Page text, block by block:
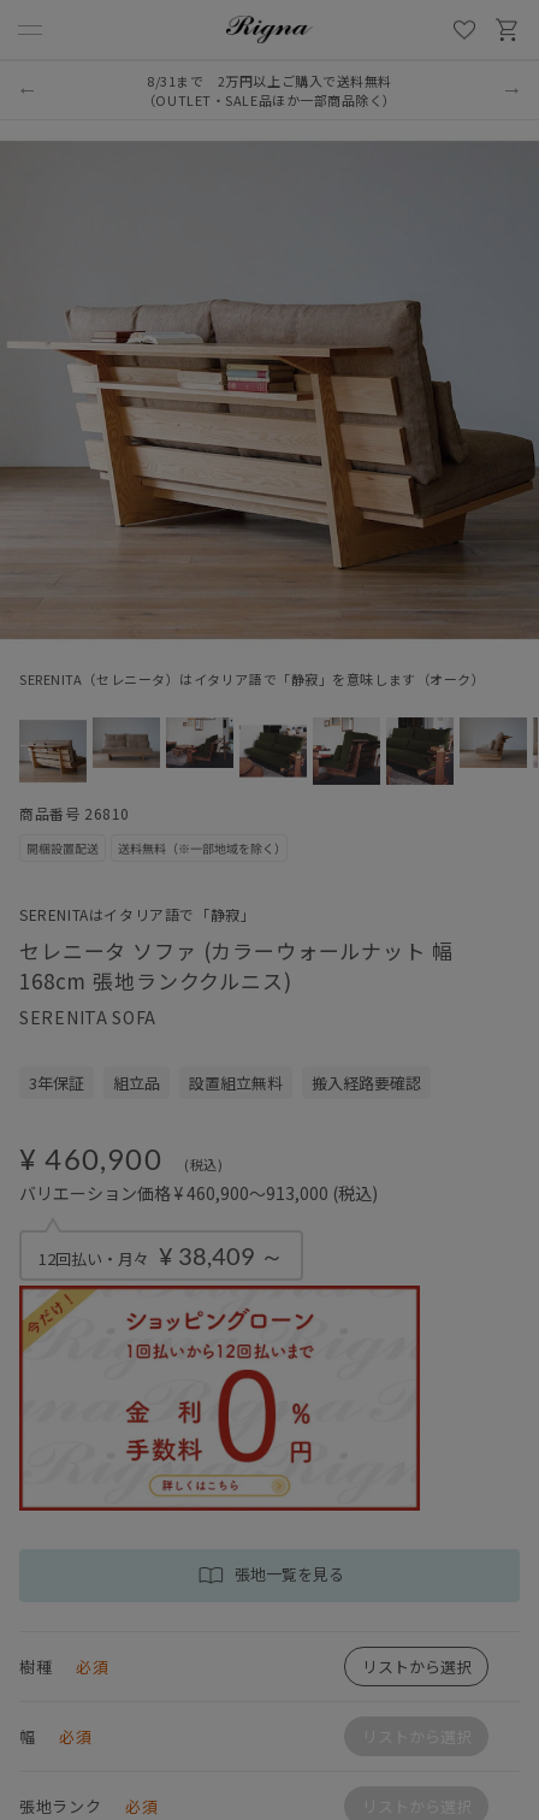
8/31まで 2万円以上ご購入で送料無料
（OUTLET・SALE品ほか一部商品除く）
SERENITAはイタリア語で「静寂」
セレニータ ソファ (カラーウォールナット 幅
168cm 張地ランククルニス)
SERENITA SOFA
SERENITA（セレニータ）はイタリア語で「静寂」を意味します（オーク）
3年保証 組立品 設置組立無料 搬入経路要確認
¥ 460,900 (税込)
バリエーション価格 ¥ 460,900～913,000 (税込)
12回払い・月々 ¥ 38,409 ～
張地一覧を見る
樹種 必須 リストから選択
幅 必須
張地ランク 必須
商品番号 26810